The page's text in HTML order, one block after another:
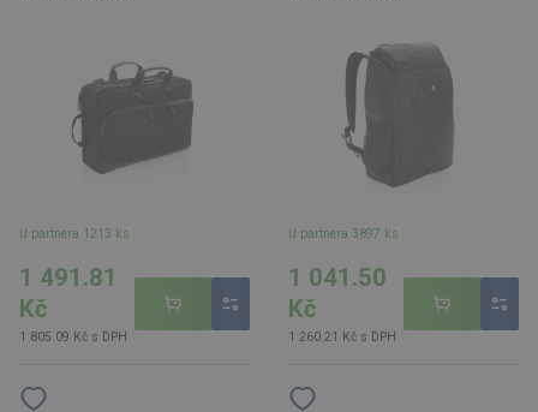
U partnera 1213 ks
1 491.81
Kč
1 805.09 Kč s DPH
U partnera 3897 ks
1 041.50
Kč
1 260.21 Kč s DPH